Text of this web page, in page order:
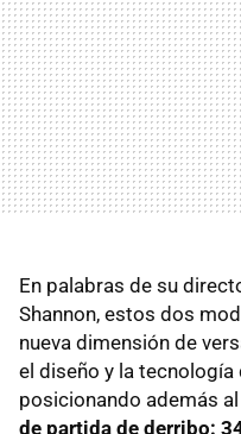
En palabras de su
Shannon, estos dos
nueva dimensión de
el diseño y la tecnología
posicionando además al
de partida de derribo: